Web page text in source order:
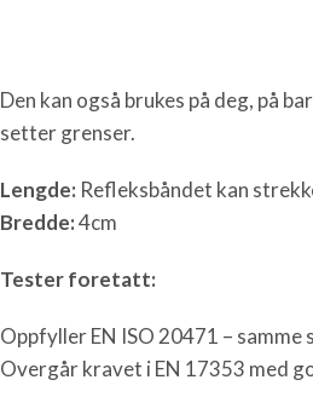
Den kan også brukes på deg, på
setter grenser.
Lengde: Refleksbåndet kan
Bredde:4cm
Tester foretatt:
Oppfyller EN ISO 20471 –
Overgår kravet i EN 17353 med